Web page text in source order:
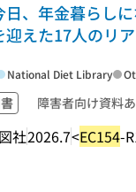
日、年金暮らし
迎えた17人のリ
障害者向け資料
社2026.7<EC154-
National Diet Library